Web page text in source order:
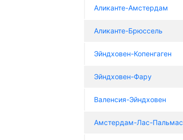
Аликанте-Амстердам
Аликанте-Брюссель
Эйндховен-Копенгаген
Эйндховен-Фару
Валенсия-Эйндховен
Амстердам-Лас-Пальмас